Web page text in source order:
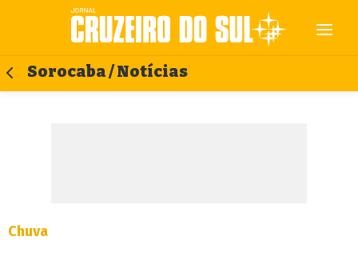
Sorocaba / Notícias
Chuva